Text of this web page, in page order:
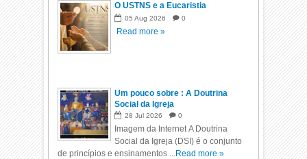
O USTNS e a Eucaristia
05 Aug 2026 0
Read more »
Um pouco sobre : A Doutrina
Social da Igreja
28 Jul 2026 0
Imagem da Internet A Doutrina
Social da Igreja (DSI) é o conjunto
de princípios e ensinamentos ...Read more »